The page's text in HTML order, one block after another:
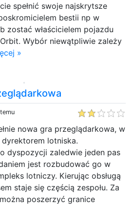
spełnić swoje najskrytsze
bestii np w
zostać właścicielem pojazdu
Wybór niewątpliwie zależy
»
nowa gra przeglądarkowa, w
lotniska.
dyspozycji zaledwie jeden pas
jest rozbudować go w
lotniczy. Kierując obsługą
staje się częścią zespołu. Za
poszerzyć granice